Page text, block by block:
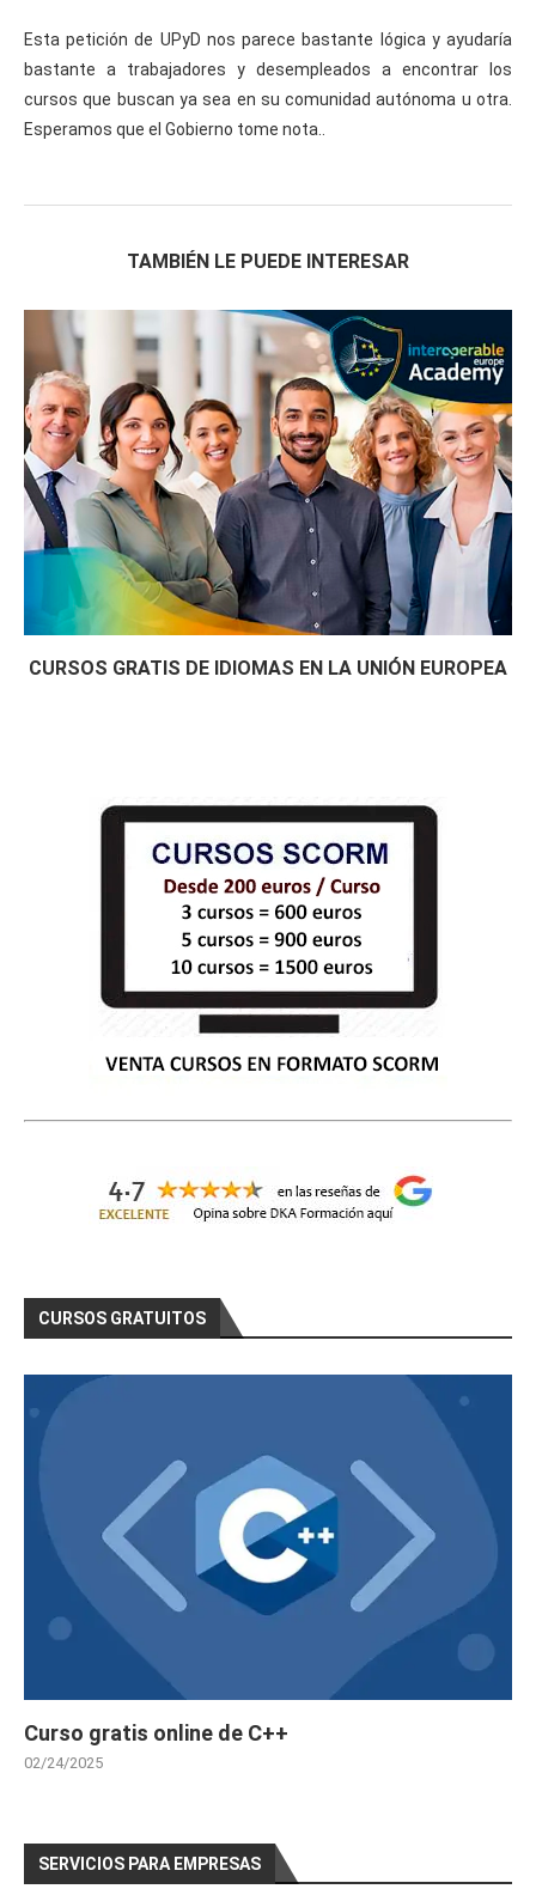
Esta petición de UPyD nos parece bastante lógica y ayudaría
bastante a trabajadores y desempleados a encontrar los
cursos que buscan ya sea en su comunidad autónoma u otra.
Esperamos que el Gobierno tome nota..
TAMBIÉN LE PUEDE INTERESAR
CURSOS GRATIS DE IDIOMAS EN LA UNIÓN EUROPEA
CURSOS GRATUITOS
Curso gratis online de C++
02/24/2025
SERVICIOS PARA EMPRESAS